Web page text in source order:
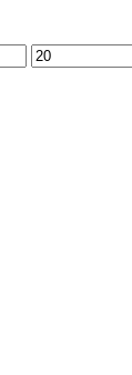
Maximálna
cena